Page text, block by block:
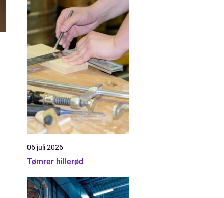
06 juli 2026
Tømrer hillerød